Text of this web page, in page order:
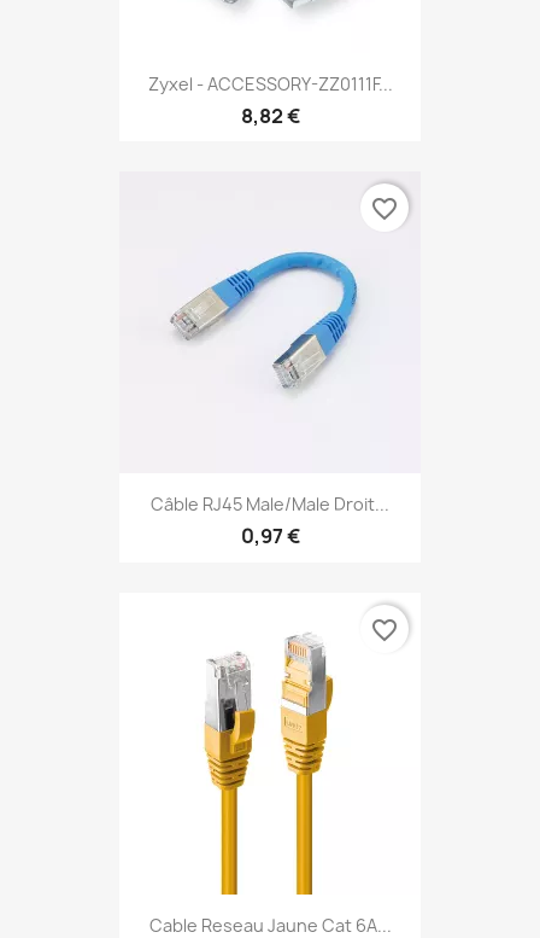
Zyxel - ACCESSORY-ZZ0111F...
8,82 €
Câble RJ45 Male/Male Droit...
0,97 €
favorite_border
Cable Reseau Jaune Cat 6A...
favorite_border